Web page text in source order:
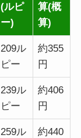
(ルピ
ー)
算(概
算)
209ル
ピー
約355
円
239ル
ピー
約406
円
259ル
約440